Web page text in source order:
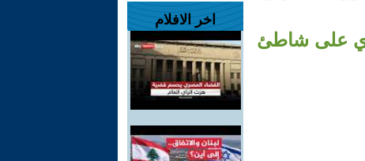
على شاطئ
اخر الافلام